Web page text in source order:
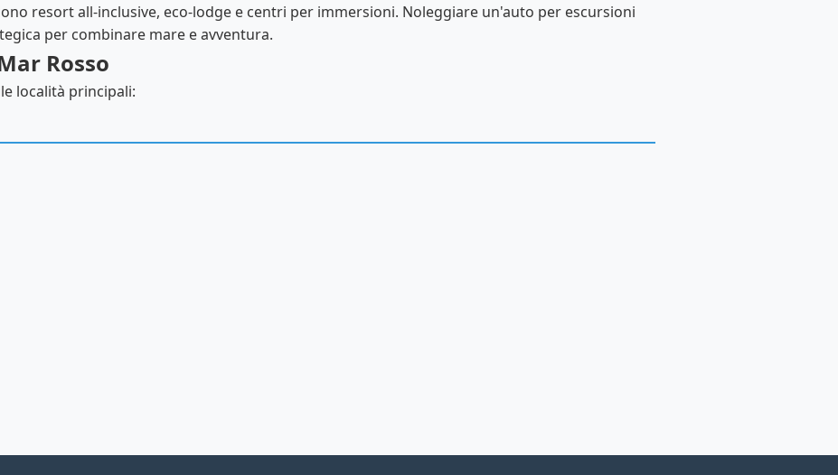
resort all-inclusive, eco-lodge e centri per immersioni. Noleggiare un'auto per escursioni
per combinare mare e avventura.
Rosso
località principali: